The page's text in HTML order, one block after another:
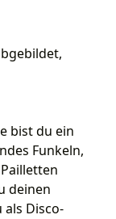
bist du ein
Funkeln,
deinen
Disco-